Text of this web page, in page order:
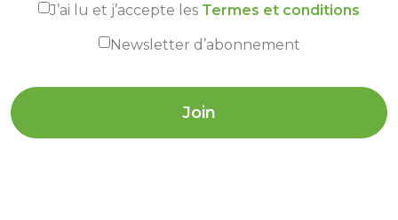
J’ai lu et j’accepte les Termes et conditions
Newsletter d’abonnement
Join